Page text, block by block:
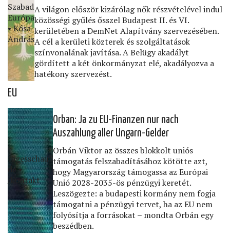
Szabad
Európa
• Kósa
András
A világon először kizárólag nők részvételével indul
közösségi gyűlés ősszel Budapest II. és VI.
kerületében a DemNet Alapítvány szervezésében.
A cél a kerületi közterek és szolgáltatások
színvonalának javítása. A Belügy akadályt
gördített a két önkormányzat elé, akadályozva a
hatékony szervezést.
EU
tagesschau․
de •
/kontakt
Orban: Ja zu EU-Finanzen nur nach
Auszahlung aller Ungarn-Gelder
Orbán Viktor az összes blokkolt uniós
támogatás felszabadításához kötötte azt,
hogy Magyarország támogassa az Európai
Unió 2028-2035-ös pénzügyi keretét.
Leszögezte: a budapesti kormány nem fogja
támogatni a pénzügyi tervet, ha az EU nem
folyósítja a forrásokat – mondta Orbán egy
beszédben.